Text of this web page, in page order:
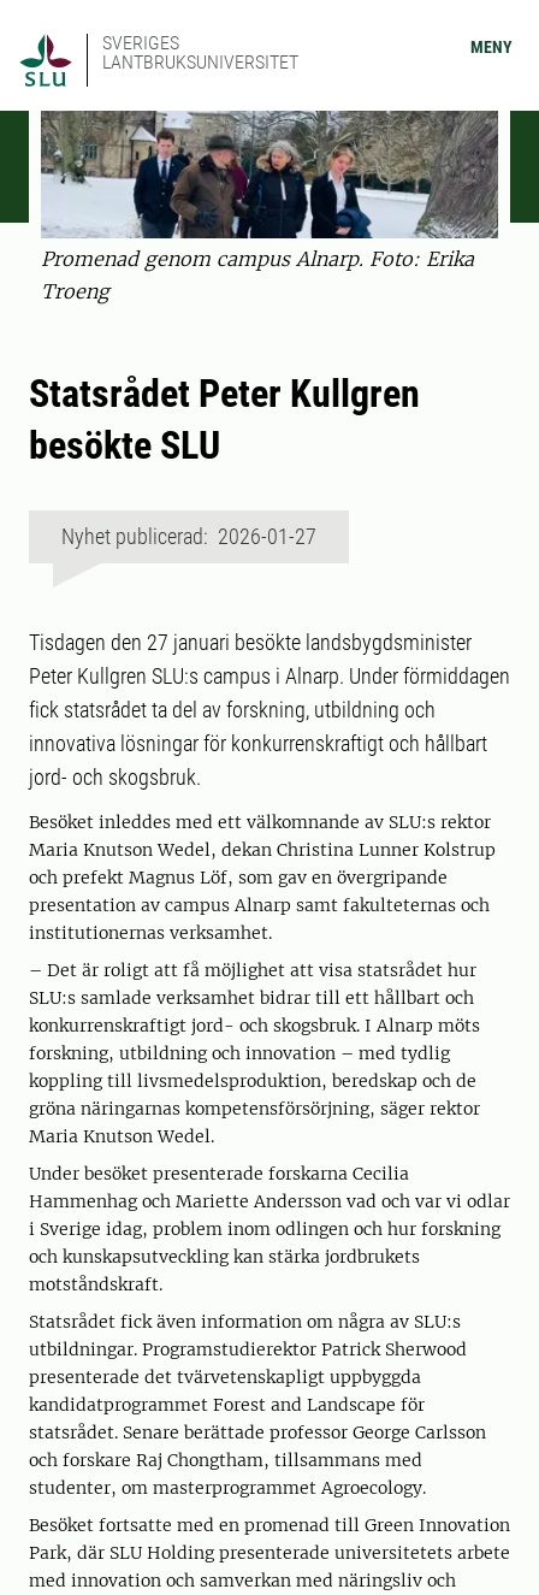
SVERIGES
LANTBRUKSUNIVERSITET
MENY
Promenad genom campus Alnarp. Foto: Erika
Troeng
Statsrådet Peter Kullgren
besökte SLU
Nyhet publicerad: 2026-01-27
Tisdagen den 27 januari besökte landsbygdsminister
Peter Kullgren SLU:s campus i Alnarp. Under förmiddagen
fick statsrådet ta del av forskning, utbildning och
innovativa lösningar för konkurrenskraftigt och hållbart
jord- och skogsbruk.
Besöket inleddes med ett välkomnande av SLU:s rektor
Maria Knutson Wedel, dekan Christina Lunner Kolstrup
och prefekt Magnus Löf, som gav en övergripande
presentation av campus Alnarp samt fakulteternas och
institutionernas verksamhet.
– Det är roligt att få möjlighet att visa statsrådet hur
SLU:s samlade verksamhet bidrar till ett hållbart och
konkurrenskraftigt jord- och skogsbruk. I Alnarp möts
forskning, utbildning och innovation – med tydlig
koppling till livsmedelsproduktion, beredskap och de
gröna näringarnas kompetensförsörjning, säger rektor
Maria Knutson Wedel.
Under besöket presenterade forskarna Cecilia
Hammenhag och Mariette Andersson vad och var vi odlar
i Sverige idag, problem inom odlingen och hur forskning
och kunskapsutveckling kan stärka jordbrukets
motståndskraft.
Statsrådet fick även information om några av SLU:s
utbildningar. Programstudierektor Patrick Sherwood
presenterade det tvärvetenskapligt uppbyggda
kandidatprogrammet Forest and Landscape för
statsrådet. Senare berättade professor George Carlsson
och forskare Raj Chongtham, tillsammans med
studenter, om masterprogrammet Agroecology.
Besöket fortsatte med en promenad till Green Innovation
Park, där SLU Holding presenterade universitetets arbete
med innovation och samverkan med näringsliv och